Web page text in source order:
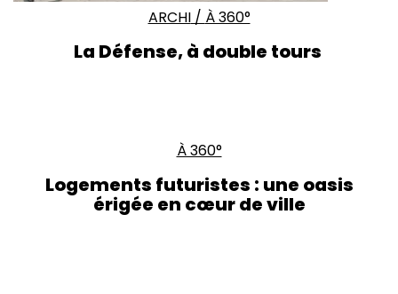
ARCHI/ À 360°
La Défense, à double tours
À 360°
Logements futuristes : une oasis
érigée en cœur de ville